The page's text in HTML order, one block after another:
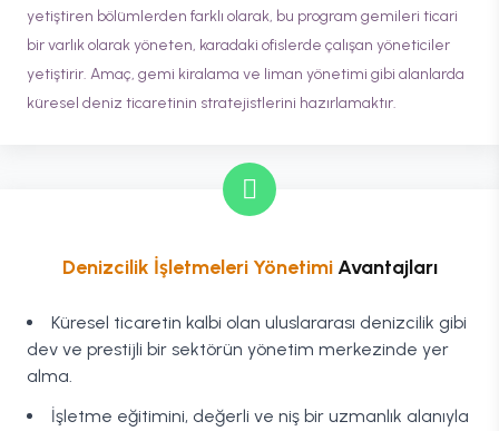
yetiştiren bölümlerden farklı olarak, bu program gemileri ticari
bir varlık olarak yöneten, karadaki ofislerde çalışan yöneticiler
yetiştirir. Amaç, gemi kiralama ve liman yönetimi gibi alanlarda
küresel deniz ticaretinin stratejistlerini hazırlamaktır.
Denizcilik İşletmeleri YönetimiAvantajları
Küresel ticaretin kalbi olan uluslararası denizcilik gibi
dev ve prestijli bir sektörün yönetim merkezinde yer
alma.
İşletme eğitimini, değerli ve niş bir uzmanlık alanıyla